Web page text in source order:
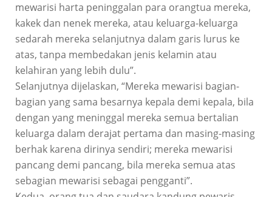
mewarisi harta peninggalan para orangtua mereka,
kakek dan nenek mereka, atau keluarga-keluarga
sedarah mereka selanjutnya dalam garis lurus ke
atas, tanpa membedakan jenis kelamin atau
kelahiran yang lebih dulu”.
Selanjutnya dijelaskan, “Mereka mewarisi bagian-
bagian yang sama besarnya kepala demi kepala, bila
dengan yang meninggal mereka semua bertalian
keluarga dalam derajat pertama dan masing-masing
berhak karena dirinya sendiri; mereka mewarisi
pancang demi pancang, bila mereka semua atas
sebagian mewarisi sebagai pengganti”.